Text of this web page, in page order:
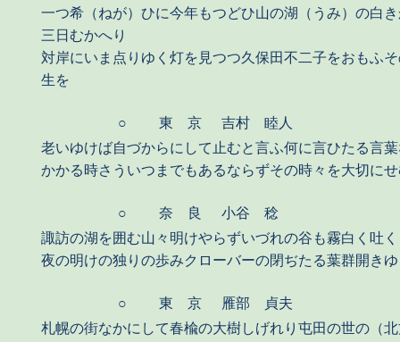
一つ希（ねが）ひに今年もつどひ山の湖（うみ）の白
三日むかへり
対岸にいま点りゆく灯を見つつ久保田不二子をおもふ
生を
○ 東 京
吉村 睦人
老いゆけば自づからにして止むと言ふ何に言ひたる言
かかる時さういつまでもあるならずその時々を大切に
○ 奈 良
小谷 稔
諏訪の湖を囲む山々明けやらずいづれの谷も霧白く吐く
夜の明けの独りの歩みクローバーの閉ぢたる葉群開き
○ 東 京
雁部 貞夫
札幌の街なかにして春楡の大樹しげれり屯田の世の（